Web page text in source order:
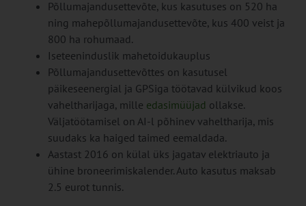
Põllumajandusettevõte, kus kasutuses on 520 ha
ning mahepõllumajandusettevõte, kus 400 veist ja
800 ha rohumaad.
Iseteeninduslik mahetoidukauplus
Põllumajandusettevõttes on kasutusel
päikeseenergial ja GPSiga töötavad külvikud koos
vaheltharijaga, mille edasimüüjad ollakse.
Väljatöötamisel on AI-l põhinev vaheltharija, mis
suudaks ka haiged taimed eemaldada.
Aastast 2016 on külal üks jagatav elektriauto ja
ühine broneerimiskalender. Auto kasutus maksab
2.5 eurot tunnis.